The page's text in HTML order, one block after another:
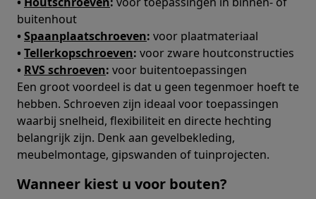
buitenhout
•Spaanplaatschroeven: voor plaatmateriaal
•Tellerkopschroeven: voor zware houtconstructies
• RVS schroeven: voor buitentoepassingen
Een groot voordeel is dat u geen tegenmoer hoeft te
hebben. Schroeven zijn ideaal voor toepassingen
waarbij snelheid, flexibiliteit en directe hechting
belangrijk zijn. Denk aan gevelbekleding,
meubelmontage, gipswanden of tuinprojecten.
Wanneer kiest u voor bouten?